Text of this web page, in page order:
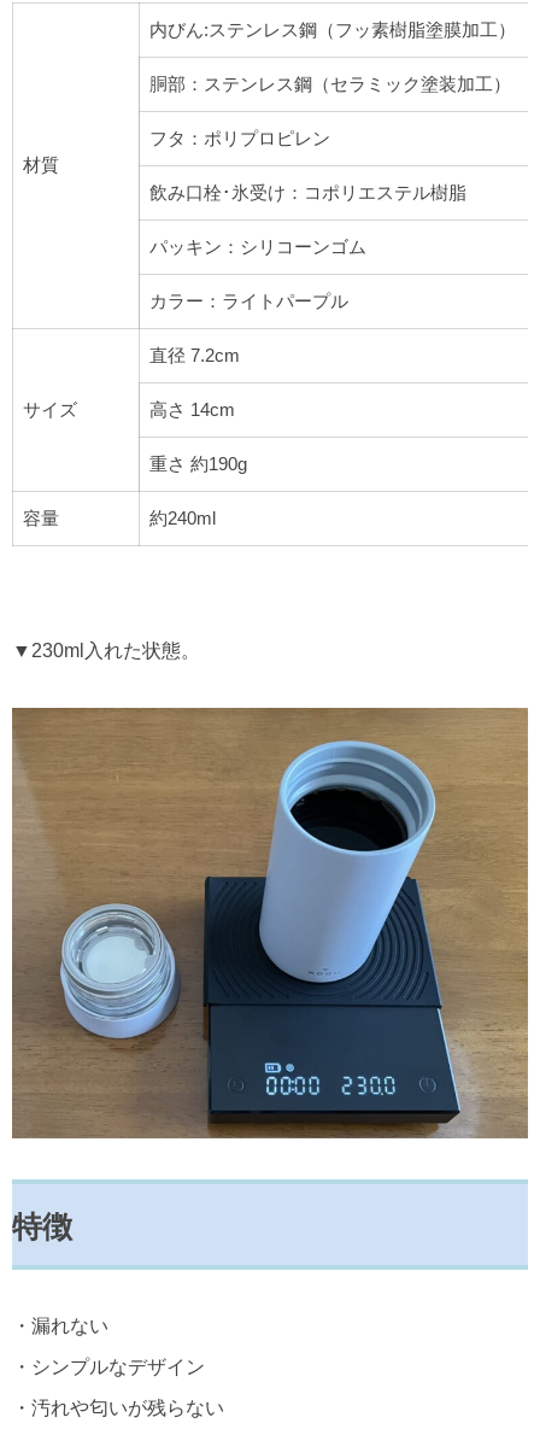
材質
内びん:ステンレス鋼（フッ素樹脂塗膜加工）
胴部：ステンレス鋼（セラミック塗装加工）
フタ：ポリプロピレン
飲み口栓･氷受け：コポリエステル樹脂
パッキン：シリコーンゴム
カラー：ライトパープル
サイズ
直径 7.2cm
高さ 14cm
重さ 約190g
容量 約240ml
▼230ml入れた状態。
特徴
・漏れない
・シンプルなデザイン
・汚れや匂いが残らない